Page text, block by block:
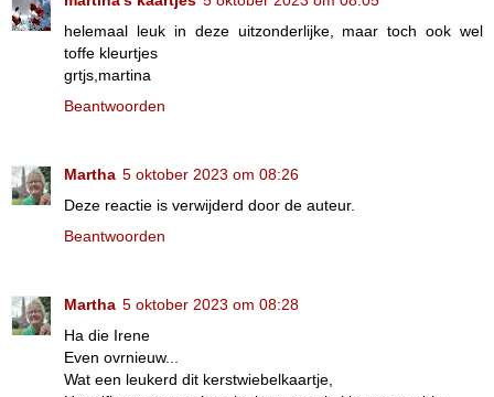
helemaal leuk in deze uitzonderlijke, maar toch ook wel
toffe kleurtjes
grtjs,martina
Beantwoorden
Martha 5 oktober 2023 om 08:26
Deze reactie is verwijderd door de auteur.
Beantwoorden
Martha 5 oktober 2023 om 08:28
Ha die Irene
Even ovrnieuw...
Wat een leukerd dit kerstwiebelkaartje,